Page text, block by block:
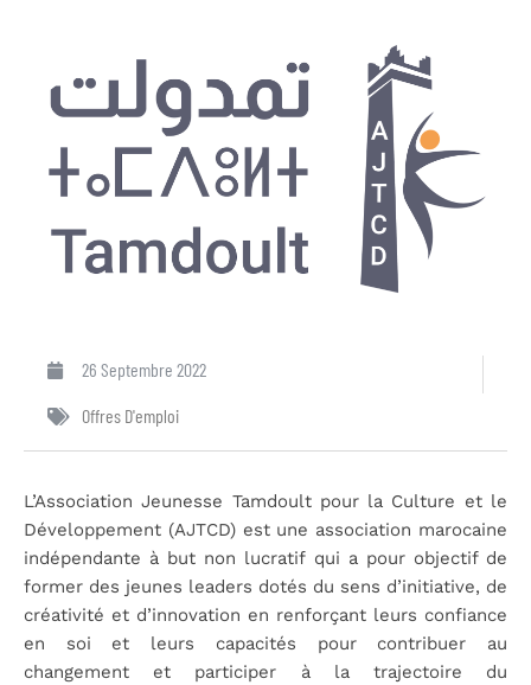
26 Septembre 2022
Offres D'emploi
L’Association Jeunesse Tamdoult pour la Culture et le
Développement (AJTCD) est une association marocaine
indépendante à but non lucratif qui a pour objectif de
former des jeunes leaders dotés du sens d’initiative, de
créativité et d’innovation en renforçant leurs confiance
en soi et leurs capacités pour contribuer au
changement et participer à la trajectoire du